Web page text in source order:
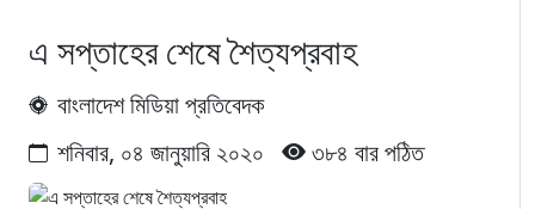
এ সপ্তাহের শেষে শৈত্যপ্রবাহ
বাংলাদেশ মিডিয়া প্রতিবেদক
শনিবার, ০৪ জানুয়ারি ২০২০
৩৮৪ বার পঠিত